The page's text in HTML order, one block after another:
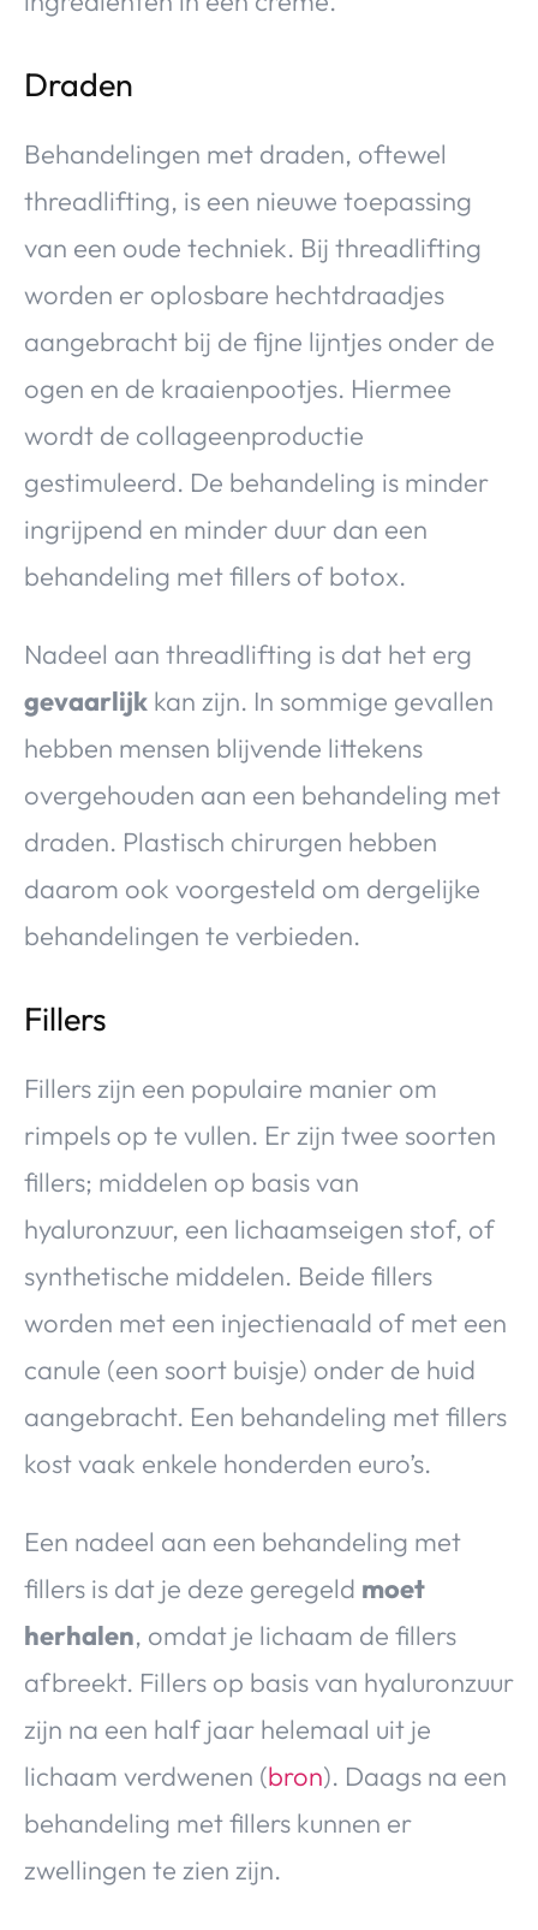
Draden
Behandelingen met draden, oftewel
threadlifting, is een nieuwe toepassing
van een oude techniek. Bij threadlifting
worden er oplosbare hechtdraadjes
aangebracht bij de fijne lijntjes onder de
ogen en de kraaienpootjes. Hiermee
wordt de collageenproductie
gestimuleerd. De behandeling is minder
ingrijpend en minder duur dan een
behandeling met fillers of botox.
Nadeel aan threadlifting is dat het erg
gevaarlijk kan zijn. In sommige gevallen
hebben mensen blijvende littekens
overgehouden aan een behandeling met
draden. Plastisch chirurgen hebben
daarom ook voorgesteld om dergelijke
behandelingen te verbieden.
Fillers
Fillers zijn een populaire manier om
rimpels op te vullen. Er zijn twee soorten
fillers; middelen op basis van
hyaluronzuur, een lichaamseigen stof, of
synthetische middelen. Beide fillers
worden met een injectienaald of met een
canule (een soort buisje) onder de huid
aangebracht. Een behandeling met fillers
kost vaak enkele honderden euro’s.
Een nadeel aan een behandeling met
fillers is dat je deze geregeld moet
herhalen, omdat je lichaam de fillers
afbreekt. Fillers op basis van hyaluronzuur
zijn na een half jaar helemaal uit je
lichaam verdwenen (bron). Daags na een
behandeling met fillers kunnen er
zwellingen te zien zijn.